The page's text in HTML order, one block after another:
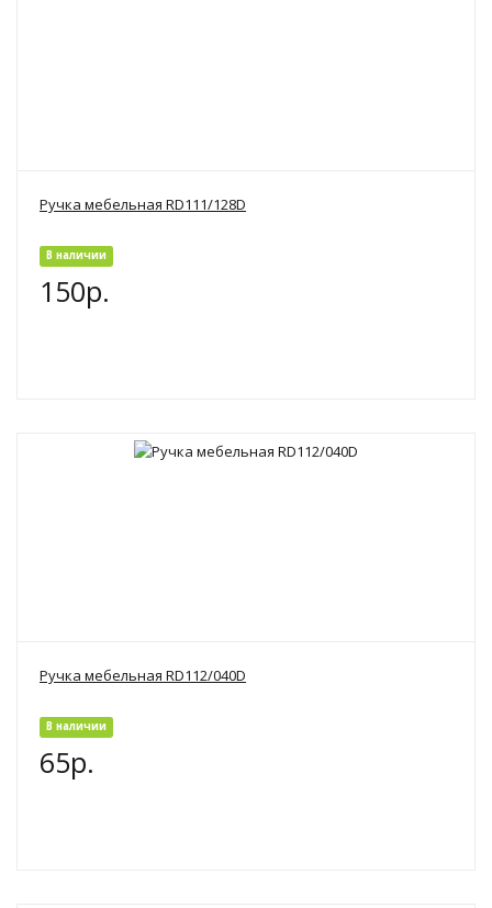
Ручка мебельная RD111/128D
В наличии
150р.
Ручка мебельная RD112/040D
В наличии
65р.